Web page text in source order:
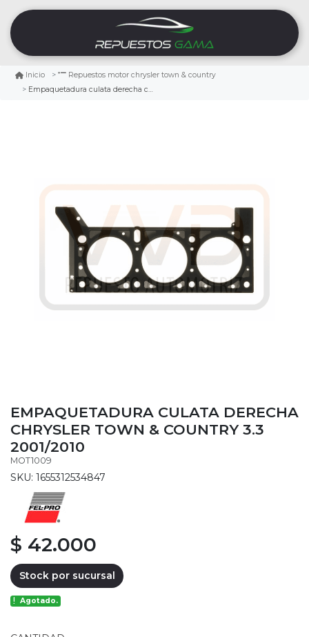
Inicio
Repuestos motor chrysler town & country
Empaquetadura culata derecha chrysler town & country 3.3 2001/2010
EMPAQUETADURA CULATA DERECHA
CHRYSLER TOWN & COUNTRY 3.3
2001/2010
MOT1009
SKU: 1655312534847
$ 42.000
Stock por sucursal
Agotado.